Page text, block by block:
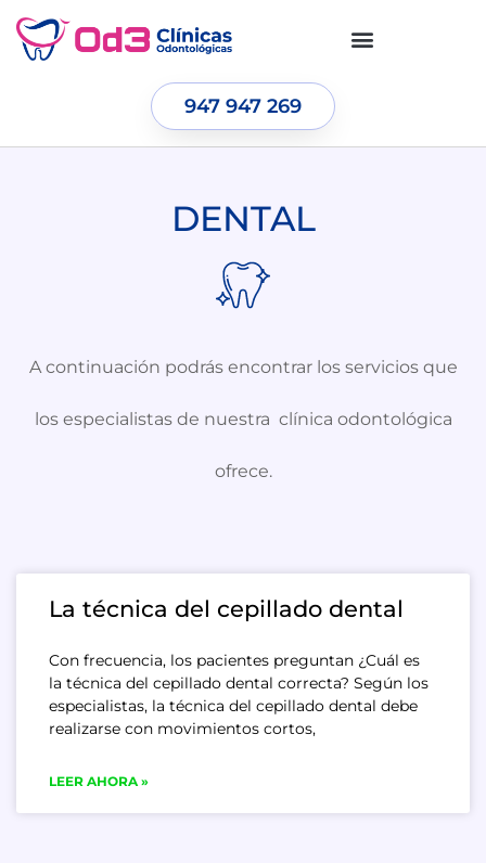
947 947 269
DENTAL
A continuación podrás encontrar los servicios que
los especialistas de nuestra clínica odontológica
ofrece.
La técnica del cepillado dental
Con frecuencia, los pacientes preguntan ¿Cuál es
la técnica del cepillado dental correcta? Según los
especialistas, la técnica del cepillado dental debe
realizarse con movimientos cortos,
LEER AHORA »